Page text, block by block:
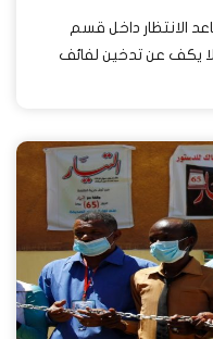
بمقاعد الانتظار داخل قسم
يكف عن تدخين لفائف